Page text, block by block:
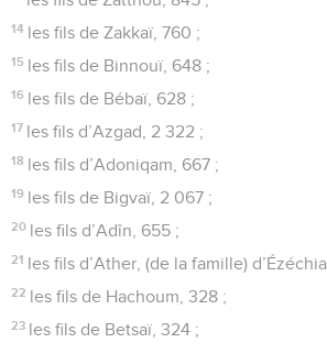
14 les fils de Zakkaï, 760 ;
15 les fils de Binnouï, 648 ;
16 les fils de Bébaï, 628 ;
17 les fils d’Azgad, 2 322 ;
18 les fils d’Adoniqam, 667 ;
19 les fils de Bigvaï, 2 067 ;
20 les fils d’Adîn, 655 ;
21 les fils d’Ather, (de la famille)
22 les fils de Hachoum, 328 ;
23 les fils de Betsaï, 324 ;